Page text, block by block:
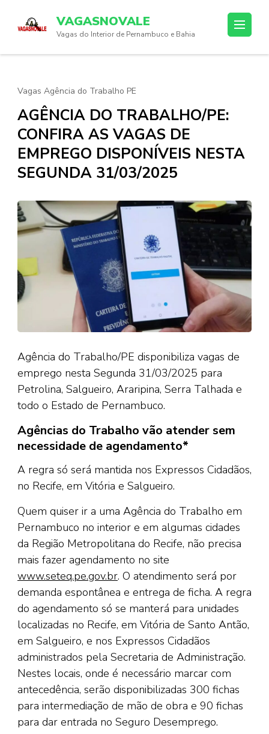
(Press
VAGASNOVALE
Vagas do Interior de Pernambuco e Bahia
Vagas Agência do Trabalho PE
AGÊNCIA DO TRABALHO/PE:
CONFIRA AS VAGAS DE
EMPREGO DISPONÍVEIS NESTA
SEGUNDA 31/03/2025
Agência do Trabalho/PE disponibiliza vagas de
emprego nesta Segunda 31/03/2025 para
Petrolina, Salgueiro, Araripina, Serra Talhada e
todo o Estado de Pernambuco.
Agências do Trabalho vão atender sem
necessidade de agendamento*
A regra só será mantida nos Expressos Cidadãos,
no Recife, em Vitória e Salgueiro.
Quem quiser ir a uma Agência do Trabalho em
Pernambuco no interior e em algumas cidades
da Região Metropolitana do Recife, não precisa
mais fazer agendamento no site
www.seteq.pe.gov.br. O atendimento será por
demanda espontânea e entrega de ficha. A regra
do agendamento só se manterá para unidades
localizadas no Recife, em Vitória de Santo Antão,
em Salgueiro, e nos Expressos Cidadãos
administrados pela Secretaria de Administração.
Nestes locais, onde é necessário marcar com
antecedência, serão disponibilizadas 300 fichas
para intermediação de mão de obra e 90 fichas
para dar entrada no Seguro Desemprego.